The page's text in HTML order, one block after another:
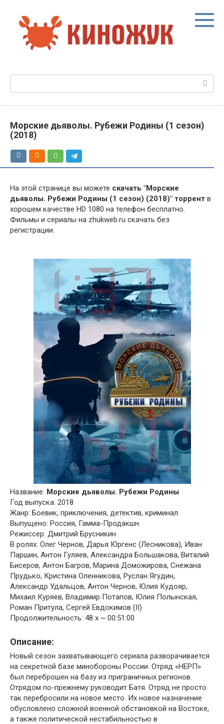
контенту
Морские дьяволы. Рубежи Родины (1 сезон)
(2018)
На этой странице вы можете скачать "Морские
дьяволы. Рубежи Родины (1 сезон) (2018)" торрент в
хорошем качестве HD 1080 на телефон бесплатно.
Фильмы и сериалы на zhukweb.ru скачать без
регистрации.
Название: Морские дьяволы. Рубежи Родины
Год выпуска: 2018
Жанр: Боевик, приключения, детектив, криминал
Выпущено: Россия, Гамма-Продакшн
Режиссер: Дмитрий Брусникин
В ролях: Олег Чернов, Дарья Юргенс (Лесникова), Иван
Паршин, Антон Гуляев, Александра Большакова, Виталий
Бисеров, Антон Багров, Марина Доможирова, Снежана
Прудько, Кристина Оленникова, Руслан Ягудин,
Александр Удальцов, Антон Чернов, Юлия Кудояр,
Михаил Куряев, Владимир Потапов, Юлия Полынская,
Роман Притула, Сергей Евдокимов (II)
Продолжительность: 48 х ~ 00:51:00
Описание:
Новый сезон захватывающего сериала разворачивается
на секретной базе минобороны России. Отряд «НЕРП»
был переброшен на базу из приграничных регионов.
Отрядом по-прежнему руководит Батя. Отряд не просто
так перебросили на новое место. Их новое назначение
обусловлено сложной военной обстановкой на Востоке,
а также политической нестабильностью в